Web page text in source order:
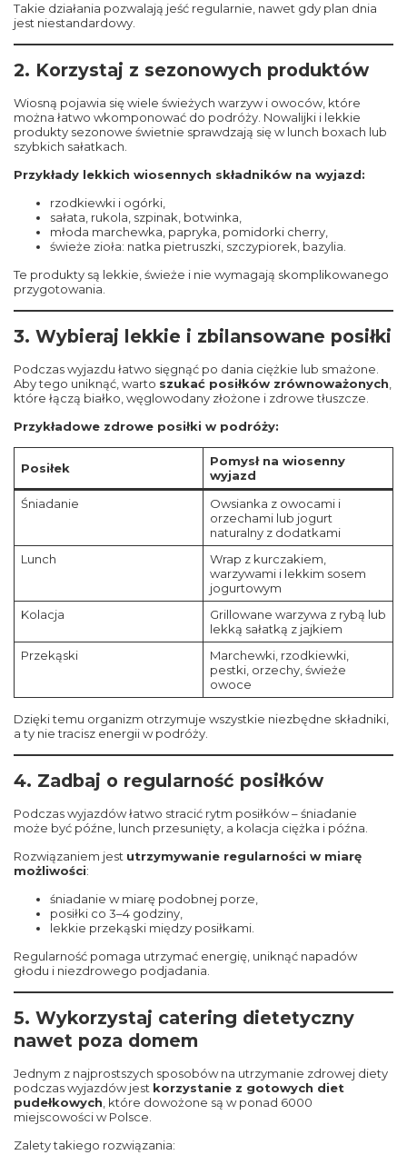
Takie działania pozwalają jeść regularnie, nawet gdy plan dnia
jest niestandardowy.
2. Korzystaj z sezonowych produktów
Wiosną pojawia się wiele świeżych warzyw i owoców, które
można łatwo wkomponować do podróży. Nowalijki i lekkie
produkty sezonowe świetnie sprawdzają się w lunch boxach lub
szybkich sałatkach.
Przykłady lekkich wiosennych składników na wyjazd:
rzodkiewki i ogórki,
sałata, rukola, szpinak, botwinka,
młoda marchewka, papryka, pomidorki cherry,
świeże zioła: natka pietruszki, szczypiorek, bazylia.
Te produkty są lekkie, świeże i nie wymagają skomplikowanego
przygotowania.
3. Wybieraj lekkie i zbilansowane posiłki
Podczas wyjazdu łatwo sięgnąć po dania ciężkie lub smażone.
Aby tego uniknąć, warto szukać posiłków zrównoważonych
które łączą białko, węglowodany złożone i zdrowe tłuszcze.
Przykładowe zdrowe posiłki w podróży:
Posiłek
Pomysł na wiosenny
wyjazd
Śniadanie
Owsianka z owocami i
orzechami lub jogurt
naturalny z dodatkami
Lunch
Wrap z kurczakiem,
warzywami i lekkim sosem
jogurtowym
Kolacja
Grillowane warzywa z rybą lub
lekką sałatką z jajkiem
Przekąski
Marchewki, rzodkiewki,
pestki, orzechy, świeże
owoce
Dzięki temu organizm otrzymuje wszystkie niezbędne składniki,
a ty nie tracisz energii w podróży.
4. Zadbaj o regularność posiłków
Podczas wyjazdów łatwo stracić rytm posiłków – śniadanie
może być późne, lunch przesunięty, a kolacja ciężka i późna.
Rozwiązaniem jest utrzymywanie regularności w miarę
możliwości:
śniadanie w miarę podobnej porze,
posiłki co 3–4 godziny,
lekkie przekąski między posiłkami.
Regularność pomaga utrzymać energię, uniknąć napadów
głodu i niezdrowego podjadania.
5. Wykorzystaj catering dietetyczny
nawet poza domem
Jednym z najprostszych sposobów na utrzymanie zdrowej diety
podczas wyjazdów jest korzystanie z gotowych diet
pudełkowych , które dowożone są w ponad 6000
miejscowości w Polsce.
Zalety takiego rozwiązania: